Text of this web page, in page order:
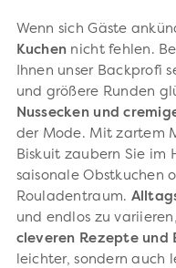
Wenn sich Gäste
Kuchen nicht fehlen.
Ihnen unser Backprofi
und größere Runden
Nussecken und
der Mode. Mit zartem
Biskuit zaubern Sie im
saisonale Obstkuchen
Rouladentraum.
und endlos zu
cleveren Rezepte und
leichter, sondern auch